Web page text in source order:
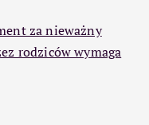
za nieważny
rodziców wymaga